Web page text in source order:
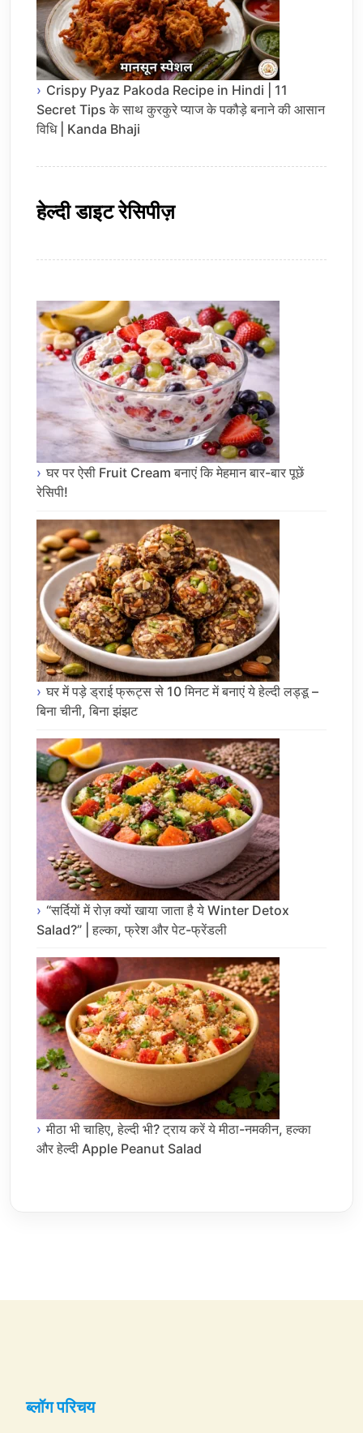
Crispy Pyaz Pakoda Recipe in Hindi | 11
Secret Tips के साथ कुरकुरे प्याज के पकौड़े बनाने की आसान
विधि | Kanda Bhaji
हेल्दी डाइट रेसिपीज़
घर पर ऐसी Fruit Cream बनाएं कि मेहमान बार-बार पूछें
रेसिपी!
घर में पड़े ड्राई फ्रूट्स से 10 मिनट में बनाएं ये हेल्दी लड्डू –
बिना चीनी, बिना झंझट
“सर्दियों में रोज़ क्यों खाया जाता है ये Winter Detox
Salad?” | हल्का, फ्रेश और पेट-फ्रेंडली
मीठा भी चाहिए, हेल्दी भी? ट्राय करें ये मीठा-नमकीन, हल्का
और हेल्दी Apple Peanut Salad
ब्लॉग परिचय